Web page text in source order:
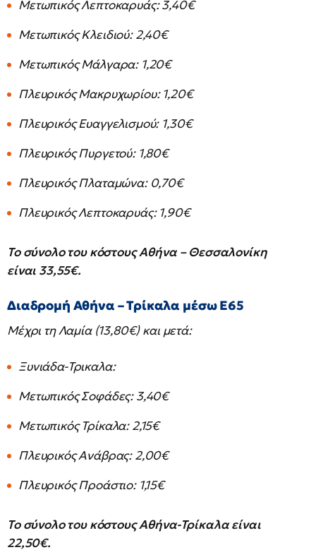
Μετωπικός Λεπτοκαρυάς: 3,40€
Μετωπικός Κλειδιού: 2,40€
Μετωπικός Μάλγαρα: 1,20€
Πλευρικός Μακρυχωρίου: 1,20€
Πλευρικός Ευαγγελισμού: 1,30€
Πλευρικός Πυργετού: 1,80€
Πλευρικός Πλαταμώνα: 0,70€
Πλευρικός Λεπτοκαρυάς: 1,90€
Το σύνολο του κόστους Αθήνα – Θεσσαλονίκη
είναι 33,55€.
Διαδρομή Αθήνα – Τρίκαλα μέσω Ε65
Μέχρι τη Λαμία (13,80€) και μετά:
Ξυνιάδα-Τρικαλα:
Μετωπικός Σοφάδες: 3,40€
Μετωπικός Τρίκαλα: 2,15€
Πλευρικός Ανάβρας: 2,00€
Πλευρικός Προάστιο: 1,15€
Το σύνολο του κόστους Αθήνα-Τρίκαλα είναι
22,50€.